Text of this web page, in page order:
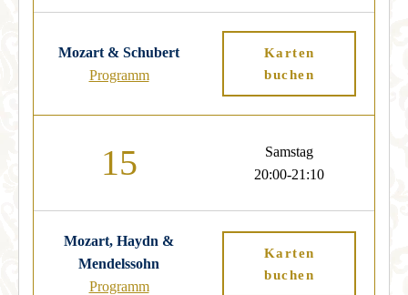
Mozart & Schubert
Programm
Karten
buchen
15
Samstag
20:00-21:10
Mozart, Haydn &
Mendelssohn
Programm
Karten
buchen